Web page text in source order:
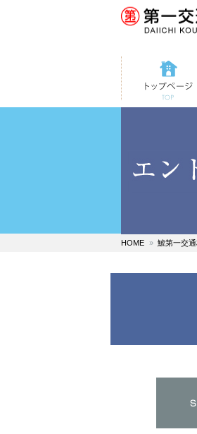
トップページ
HOME 鯱第一交